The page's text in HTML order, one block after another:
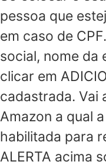
pessoa que
em caso de
social, nome da
clicar em
cadastrada. Vai
Amazon a qual
habilitada para
ALERTA acima